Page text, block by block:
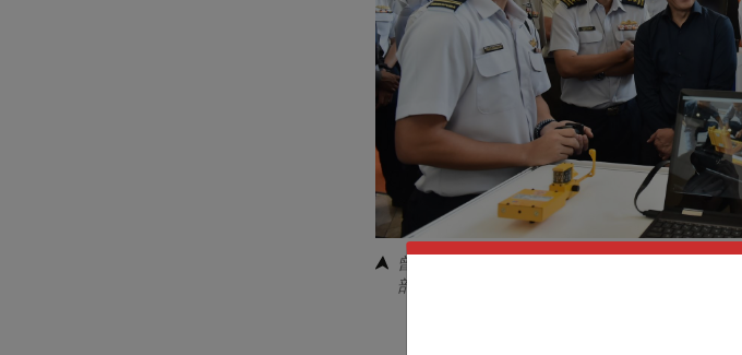
曾四级军事专才（左）向黄博士（最右）解释
部高级政务部长孟理齐博士（右二）和空军总长